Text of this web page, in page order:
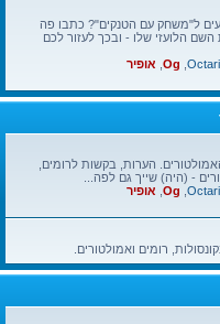
ל"משחק עם הטנקים"? כתבו פה
הלועזי שלו - ובכך לעזור לכם
Og אופיר
הערות, בקשות לרומים,
- (היה) שייך גם לפה...
Og אופיר